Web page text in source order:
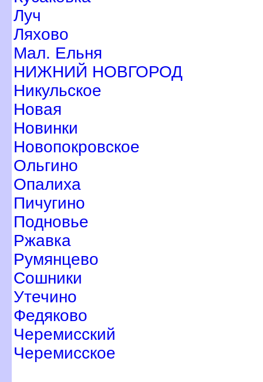
Луч
Ляхово
Мал. Ельня
НИЖНИЙ НОВГОРОД
Никульское
Новая
Новинки
Новопокровское
Ольгино
Опалиха
Пичугино
Подновье
Ржавка
Румянцево
Сошники
Утечино
Федяково
Черемисский
Черемисское